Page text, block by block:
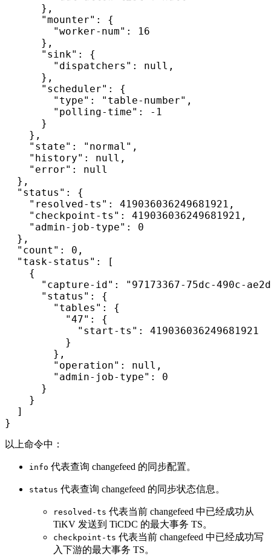
      },
"mounter" : {
"worker-num" : 16
      },
"sink" : {
"dispatchers" : null,
      },
"scheduler" : {
"type" : "table-number" ,
"polling-time" : -1
      }
    },
"state" : "normal" ,
"history" : null,
"error" : null
  },
"status" : {
"resolved-ts" : 419036036249681921,
"checkpoint-ts" : 419036036249681921,
"admin-job-type" : 0
  },
"count" : 0,
"task-status" : [
    {
"capture-id" :
"97173367-75dc-490c-
"status" : {
"tables" : {
"47" : {
"start-ts" : 419036036249681921
          }
        },
"operation" : null,
"admin-job-type" : 0
      }
    }
  ]
}
以上命令中：
info 代表查询 changefeed 的同步配置。
status 代表查询 changefeed 的同步状态信息。
resolved-ts 代表当前 changefeed 中已经成功从
TiKV 发送到 TiCDC 的最大事务 TS。
checkpoint-ts 代表当前 changefeed 中已经成功写
入下游的最大事务 TS。